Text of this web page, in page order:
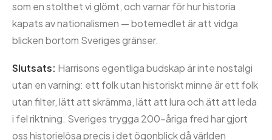
som en stolthet vi glömt, och varnar för hur historia
kapats av nationalismen — botemedlet är att vidga
blicken bortom Sveriges gränser.
Slutsats: Harrisons egentliga budskap är inte nostalgi
utan en varning: ett folk utan historiskt minne är ett folk
utan filter, lätt att skrämma, lätt att lura och ätt att leda
i fel riktning. Sveriges trygga 200-åriga fred har gjort
oss historielösa precis i det ögonblick då världen